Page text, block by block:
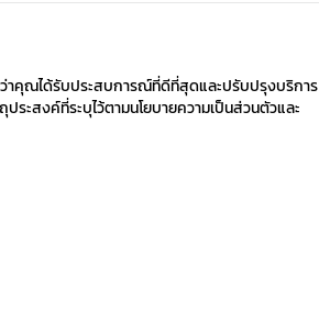
ว่าคุณได้รับประสบการณ์ที่ดีที่สุดและปรับปรุงบริการ
ะสงค์ที่ระบุไว้ตามนโยบายความเป็นส่วนตัวและ